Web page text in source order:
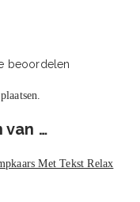
beoordelen
van …